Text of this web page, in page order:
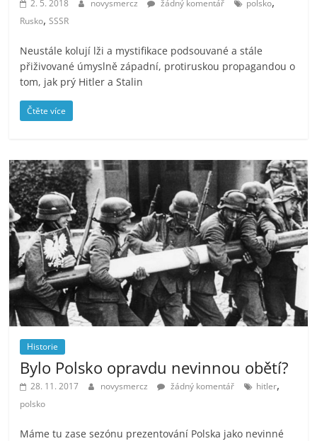
2. 5. 2018 novysmercz žádný komentář polsko
Rusko,SSSR
Neustále kolují lži a mystifikace podsouvané a stále
přiživované úmyslně západní, protiruskou propagandou o
tom, jak prý Hitler a Stalin
Čtěte více
Historie
Bylo Polsko opravdu nevinnou obětí?
28. 11. 2017 novysmercz žádný komentář hitler,
polsko
Máme tu zase sezónu prezentování Polska jako nevinné